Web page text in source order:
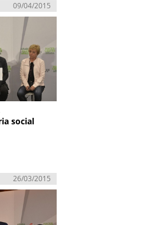
09/04/2015
social
26/03/2015